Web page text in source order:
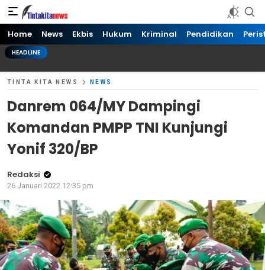
Tinta kita News
Informasi Terkini
Home News Ekbis Hukum Kriminal Pendidikan
HEADLINE
TINTA KITA NEWS NEWS
Danrem 064/MY Dampingi
Komandan PMPP TNI Kunjungi
Yonif 320/BP
Redaksi
26 Januari 2022 12:35 pm